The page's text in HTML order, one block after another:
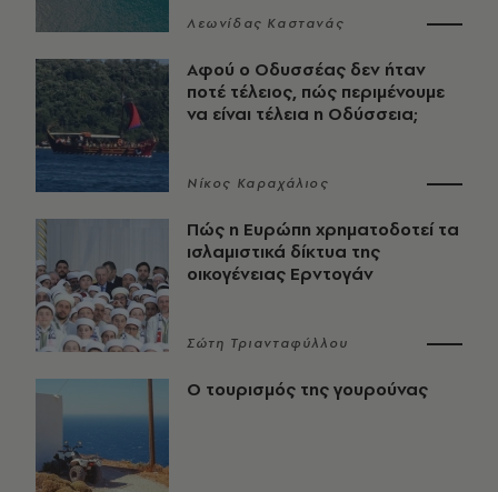
Λεωνίδας Καστανάς
Αφού ο Οδυσσέας δεν ήταν
ποτέ τέλειος, πώς περιμένουμε
να είναι τέλεια η Οδύσσεια;
Νίκος Καραχάλιος
Πώς η Ευρώπη χρηματοδοτεί τα
ισλαμιστικά δίκτυα της
οικογένειας Ερντογάν
Σώτη Τριανταφύλλου
Ο τουρισμός της γουρούνας